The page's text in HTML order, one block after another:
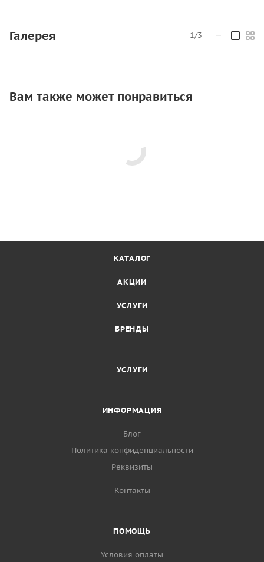
Галерея 1/3
Вам также может понравиться
КАТАЛОГ
АКЦИИ
УСЛУГИ
БРЕНДЫ
УСЛУГИ
ИНФОРМАЦИЯ
Блог
Политика конфиденциальности
Реквизиты
Контакты
ПОМОЩЬ
Условия оплаты